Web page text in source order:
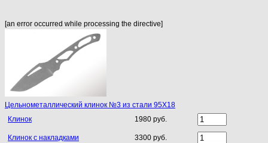
[an error occurred while processing the directive]
Цельнометаллический клинок №3 из стали 95Х18
Клинок
1980 руб.
Клинок с накладками 3300 руб.